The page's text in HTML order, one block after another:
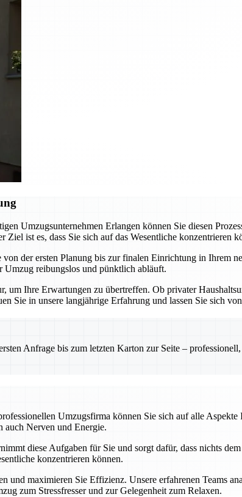
Umzugsunternehmen Erlangen können Sie diesen
ist es, dass Sie sich auf das Wesentliche konzentrieren
der ersten Planung bis zur finalen Einrichtung in Ihrem
Umzug reibungslos und pünktlich abläuft.
Ihre Erwartungen zu übertreffen. Ob privater
Sie in unsere langjährige Erfahrung und lassen Sie sich
Anfrage bis zum letzten Karton zur Seite –
Umzugsfirma können Sie sich auf alle Aspekte
auch Nerven und Energie.
diese Aufgaben für Sie und sorgt dafür, dass nichts
konzentrieren können.
maximieren Sie Effizienz. Unsere erfahrenen Teams
zum Stressfresser und zur Gelegenheit zum Relaxen.